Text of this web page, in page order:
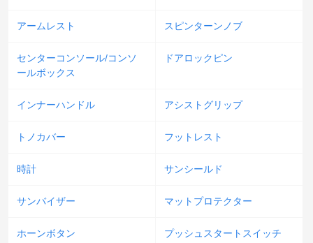
アームレスト スピンターンノブ
センターコンソール/コンソ
ールボックス
ドアロックピン
インナーハンドル アシストグリップ
トノカバー フットレスト
時計 サンシールド
サンバイザー マットプロテクター
ホーンボタン プッシュスタートスイッチ